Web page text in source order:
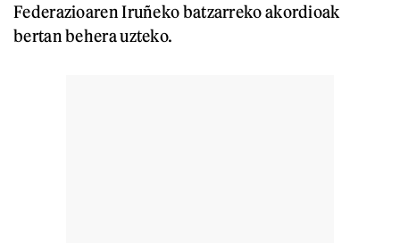
Federazioaren Iruñeko batzarreko akordioak
bertan behera uzteko.